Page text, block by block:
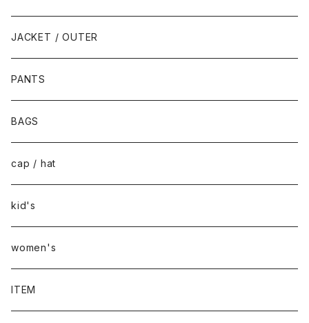
JACKET / OUTER
PANTS
BAGS
cap / hat
kid's
women's
ITEM